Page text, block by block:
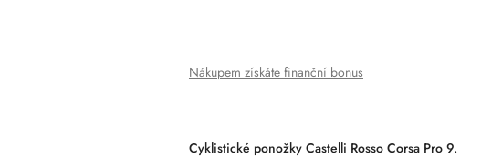
Nákupem získáte finanční bonus
Cyklistické ponožky Castelli Rosso Corsa Pro 9.